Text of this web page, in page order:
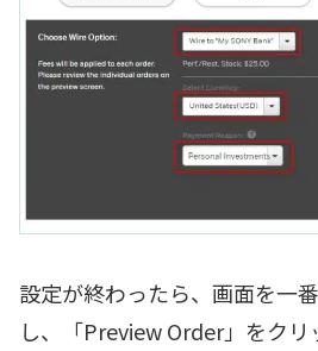
設定が終わったら、画面を一
し、「Preview Order」をクリ